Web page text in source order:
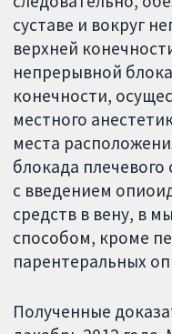
суставе и вокруг
верхней
непрерывной
конечности,
местного
места
блокада
с введением
средств в вену, в
способом, кроме
парентеральных
Полученные